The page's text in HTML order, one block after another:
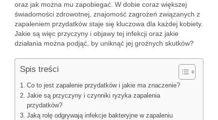
oraz jak można mu zapobiegać. W dobie coraz większej
świadomości zdrowotnej, znajomość zagrożeń związanych z
zapaleniem przydatków staje się kluczowa dla każdej kobiety.
Jakie są więc przyczyny i objawy tej infekcji oraz jakie
działania można podjąć, by uniknąć jej groźnych skutków?
Spis treści
Co to jest zapalenie przydatków i jakie ma znaczenie?
Jakie są przyczyny i czynniki ryzyka zapalenia
przydatków?
Jaką rolę odgrywają infekcje bakteryjne w zapaleniu